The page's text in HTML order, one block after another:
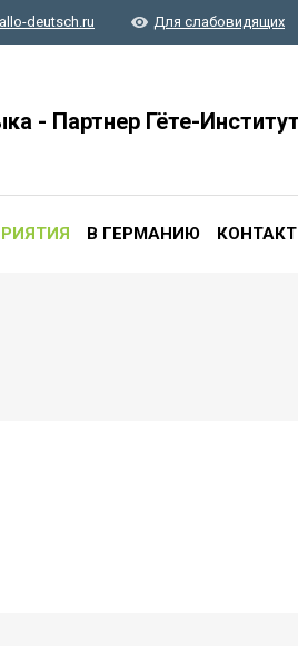
deutsch.ru Для слабовидящих
- Партнер Гёте-
В ГЕРМАНИЮ